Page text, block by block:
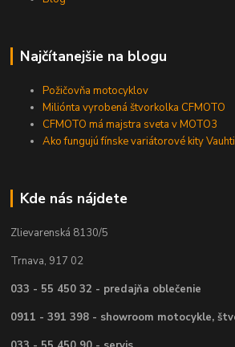
Najčítanejšie na blogu
Požičovňa motocyklov
Miliónta vyrobená štvorkolka CFMOTO
CFMOTO má majstra sveta v MOTO3
Ako fungujú fínske variátorové kity
Kde nás nájdete
Zlievarenská 8130/5
Trnava, 917 02
033 - 55 450 32 - predajňa oblečenie
0911 - 391 398 - showroom motocykle,